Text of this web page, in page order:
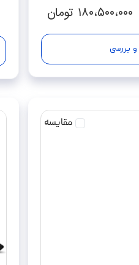
DDR5-1TB
۱۸۰،۵۰۰،۰۰۰ تومان
و بررسی
مقایسه